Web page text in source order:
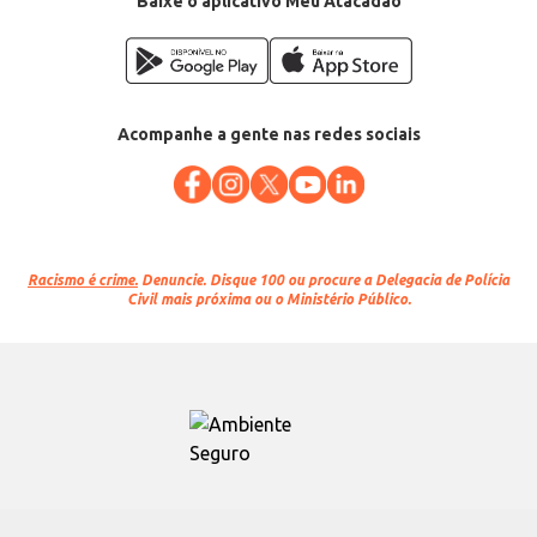
Acompanhe a gente nas redes sociais
Racismo é crime. Denuncie. Disque 100 ou procure a Delegacia de Polícia
Civil mais próxima ou o Ministério Público.